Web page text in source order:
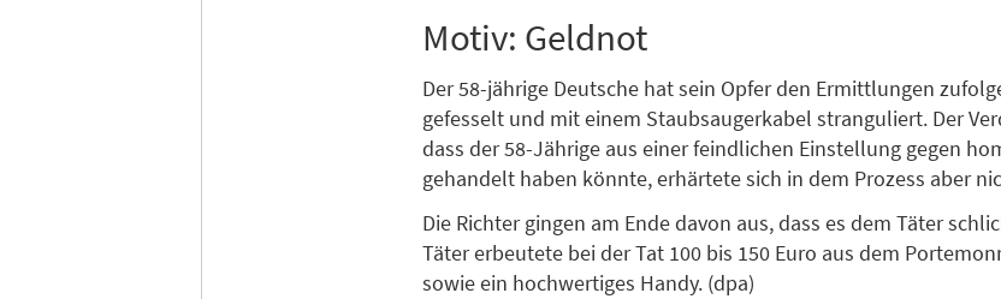
Motiv: Geldnot
Der 58-jährige Deutsche hat sein Opfer den Ermittlungen
gefesselt und mit einem Staubsaugerkabel stranguliert. Der
dass der 58-Jährige aus einer feindlichen Einstellung gegen
gehandelt haben könnte, erhärtete sich in dem Prozess aber
Die Richter gingen am Ende davon aus, dass es dem Täter
Täter erbeutete bei der Tat 100 bis 150 Euro aus dem
sowie ein hochwertiges Handy. (dpa)